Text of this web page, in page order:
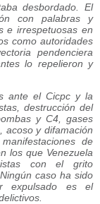
desbordado. El
con palabras y
e irrespetuosas en
como autoridades
pendenciera
lo repelieron y
ante el Cicpc y la
destrucción del
y C4, gases
acoso y difamación
de
los que Venezuela
con el grito
caso ha sido
expulsado es el